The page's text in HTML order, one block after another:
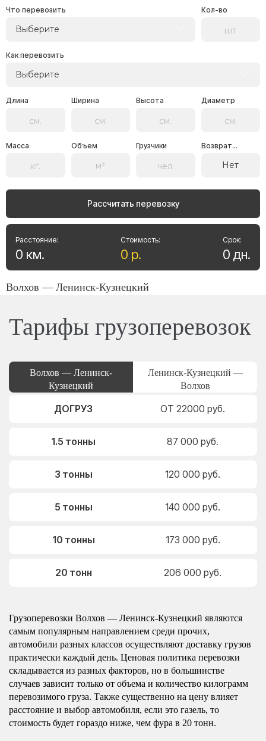
Что перевозить
Выберите
Кол-во
Как перевозить
Выберите
Длина Ширина Высота Диаметр
Масса Объем Грузчики Возврат...
Нет
Рассчитать перевозку
Стоимость:
0 р.
Расстояние:
0 км.
Срок:
0 дн.
Волхов — Ленинск-Кузнецкий
Тарифы грузоперевозок
Волхов — Ленинск-
Кузнецкий
Ленинск-Кузнецкий —
Волхов
ДОГРУЗ ОТ 22000 руб.
1.5 тонны 87 000 руб.
3 тонны 120 000 руб.
5 тонны 140 000 руб.
10 тонны 173 000 руб.
20 тонн 206 000 руб.
Грузоперевозки Волхов — Ленинск-Кузнецкий являются
самым популярным направлением среди прочих,
автомобили разных классов осуществляют доставку грузов
практически каждый день. Ценовая политика перевозки
складывается из разных факторов, но в большинстве
случаев зависит только от объема и количество килограмм
перевозимого груза. Также существенно на цену влияет
расстояние и выбор автомобиля, если это газель, то
стоимость будет гораздо ниже, чем фура в 20 тонн.